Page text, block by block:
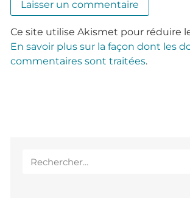
Ce site utilise Akismet pour réduire
En savoir plus sur la façon dont les
commentaires sont traitées.